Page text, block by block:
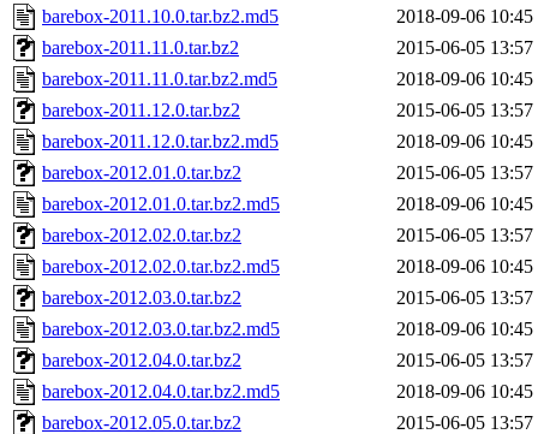
barebox-2011.10.0.tar.bz2.md5
2018-09-06 10:45
barebox-2011.11.0.tar.bz2
2015-06-05 13:57
barebox-2011.11.0.tar.bz2.md5
2018-09-06 10:45
barebox-2011.12.0.tar.bz2
2015-06-05 13:57
barebox-2011.12.0.tar.bz2.md5
2018-09-06 10:45
barebox-2012.01.0.tar.bz2
2015-06-05 13:57
barebox-2012.01.0.tar.bz2.md5
2018-09-06 10:45
barebox-2012.02.0.tar.bz2
2015-06-05 13:57
barebox-2012.02.0.tar.bz2.md5
2018-09-06 10:45
barebox-2012.03.0.tar.bz2
2015-06-05 13:57
barebox-2012.03.0.tar.bz2.md5
2018-09-06 10:45
barebox-2012.04.0.tar.bz2
2015-06-05 13:57
barebox-2012.04.0.tar.bz2.md5
2018-09-06 10:45
barebox-2012.05.0.tar.bz2
2015-06-05 13:57